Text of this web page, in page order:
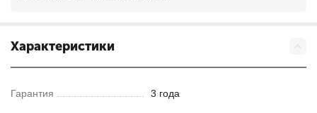
Характеристики
Гарантия 3 года